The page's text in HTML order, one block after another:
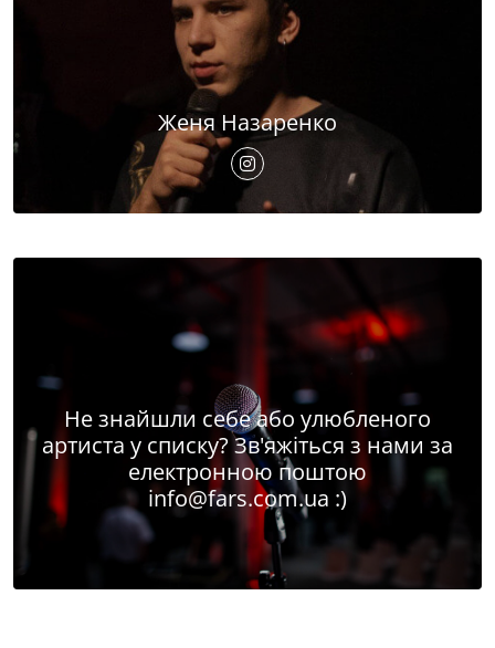
Женя Назаренко
Не знайшли себе або улюбленого
артиста у списку? Зв'яжіться з нами за
електронною поштою
info@fars.com.ua :)